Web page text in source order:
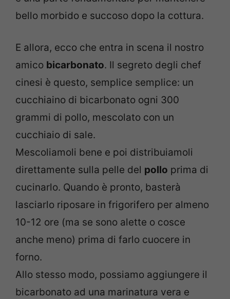
bello morbido e succoso dopo la cottura.
E allora, ecco che entra in scena il nostro
amico bicarbonato. Il segreto degli chef
cinesi è questo, semplice semplice: un
cucchiaino di bicarbonato ogni 300
grammi di pollo, mescolato con un
cucchiaio di sale.
Mescoliamoli bene e poi distribuiamoli
direttamente sulla pelle del pollo prima di
cucinarlo. Quando è pronto, basterà
lasciarlo riposare in frigorifero per almeno
10-12 ore (ma se sono alette o cosce
anche meno) prima di farlo cuocere in
forno.
Allo stesso modo, possiamo aggiungere il
bicarbonato ad una marinatura vera e